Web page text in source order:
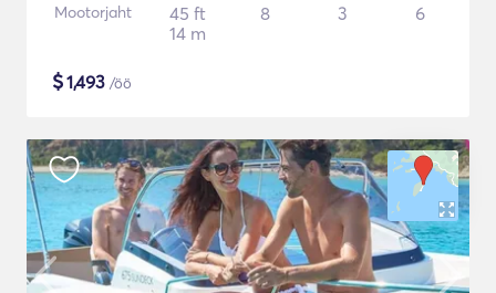
Mootorjaht
45 ft
14 m
8 3 6
$1,493 /öö